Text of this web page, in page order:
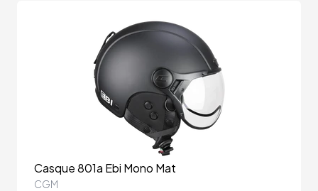
Casque 801a Ebi Mono Mat
CGM